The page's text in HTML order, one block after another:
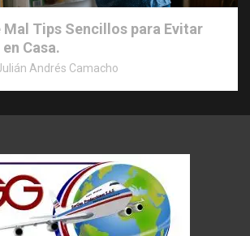
Mal Tips Sencillos para Evitar
Casa.
Andrés Camacho